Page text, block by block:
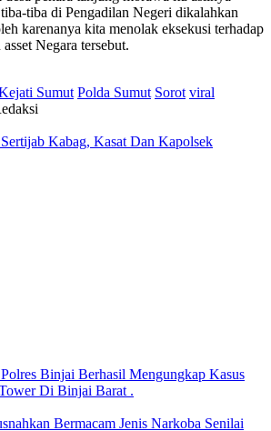
tiba di Pengadilan Negeri dikalahkan
karenanya kita menolak eksekusi terhadap
Negara tersebut.
Sumut Polda Sumut Sorot viral
Kabag, Kasat Dan Kapolsek
Binjai Berhasil Mengungkap Kasus
Di Binjai Barat .
Bermacam Jenis Narkoba Senilai